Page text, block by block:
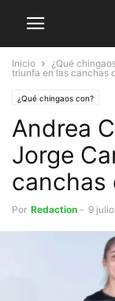
Inicio ¿Qué
triunfa en las canchas
¿Qué chingaos con?
Andrea
Jorge
canchas
Por Redaction - 9